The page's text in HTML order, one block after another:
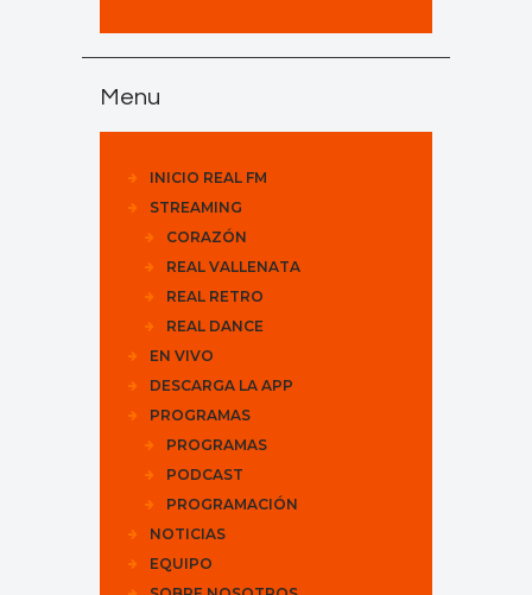
Menu
INICIO REAL FM
STREAMING
CORAZÓN
REAL VALLENATA
REAL RETRO
REAL DANCE
EN VIVO
DESCARGA LA APP
PROGRAMAS
PROGRAMAS
PODCAST
PROGRAMACIÓN
NOTICIAS
EQUIPO